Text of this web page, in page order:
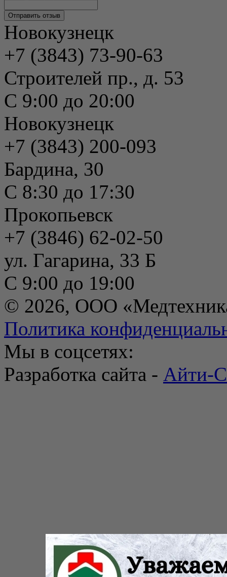
Новокузнецк
+7 (3843) 73-90-63
Строителей пр., д. 53
С 9:00 до 20:00
Новокузнецк
+7 (3843) 200-093
Бардина, 30
С 8:30 до 17:30
Прокопьевск
+7 (3846) 62-02-50
ул. Гагарина, 33 Б
С 9:00 до 19:00
© 2026, ООО
Политика
Мы в соцсетях:
Разработка сайта - Айти-